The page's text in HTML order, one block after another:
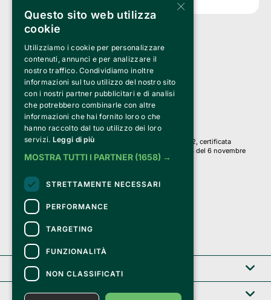
Clappit è un marchio di proprietà di:
Bemils Srl
a Socio Unico
Via Fosse Ardeatine, 4 -20092 Cinisello Balsamo (MI)
PI 05589050961
Iscr. C.C.I.A.A. Milano R.E.A. 1833471
© 2010-2025 Bemils Srl - Tutti i diritti riservati
Credits:
Clappit è basato sulla piattaforma di biglietteria Belive 6.2, certificata
dall’Agenzia delle Entrate con protocollo n. 2025/445474 del 6 novembre
2025.
sono sicuri e protetti da un certificato SSL
con crittografia a 128 bit.
Clappit
Help center
×
Questo sito web utilizza
cookie
Utilizziamo i cookie per personalizzare
contenuti, annunci e per analizzare il
nostro traffico. Condividiamo inoltre
informazioni sul tuo utilizzo del nostro sito
con i nostri partner pubblicitari e di analisi
che potrebbero combinarle con altre
informazioni che hai fornito loro o che
hanno raccolto dal tuo utilizzo dei loro
servizi. Leggi di più
MOSTRA TUTTI I PARTNER (1658) →
STRETTAMENTE NECESSARI
PERFORMANCE
TARGETING
FUNZIONALITÀ
NON CLASSIFICATI